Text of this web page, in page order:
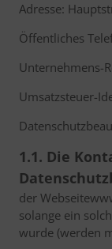
Adresse:
Öffentliches
Unternehmens-
Umsatzsteuer-
1.1. Die
der
solange ein
wurde (werden